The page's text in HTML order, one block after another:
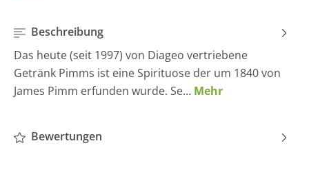
Beschreibung
Das heute (seit 1997) von Diageo vertriebene
Getränk Pimms ist eine Spirituose der um 1840 von
James Pimm erfunden wurde. Se… Mehr
Bewertungen